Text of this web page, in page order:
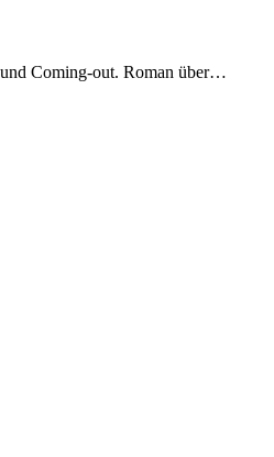
Coming-out. Roman über…